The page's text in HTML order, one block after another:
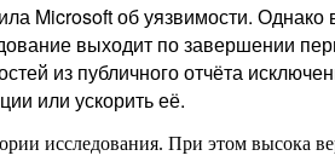
Microsoft об уязвимости.
выходит по завершении
из публичного отчёта
или ускорить её.
исследования. При этом высока